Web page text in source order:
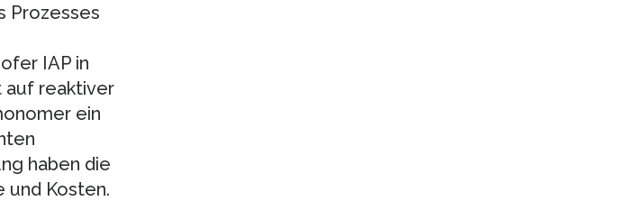
Prozesses
IAP in
auf reaktiver
ein
haben die
und Kosten.